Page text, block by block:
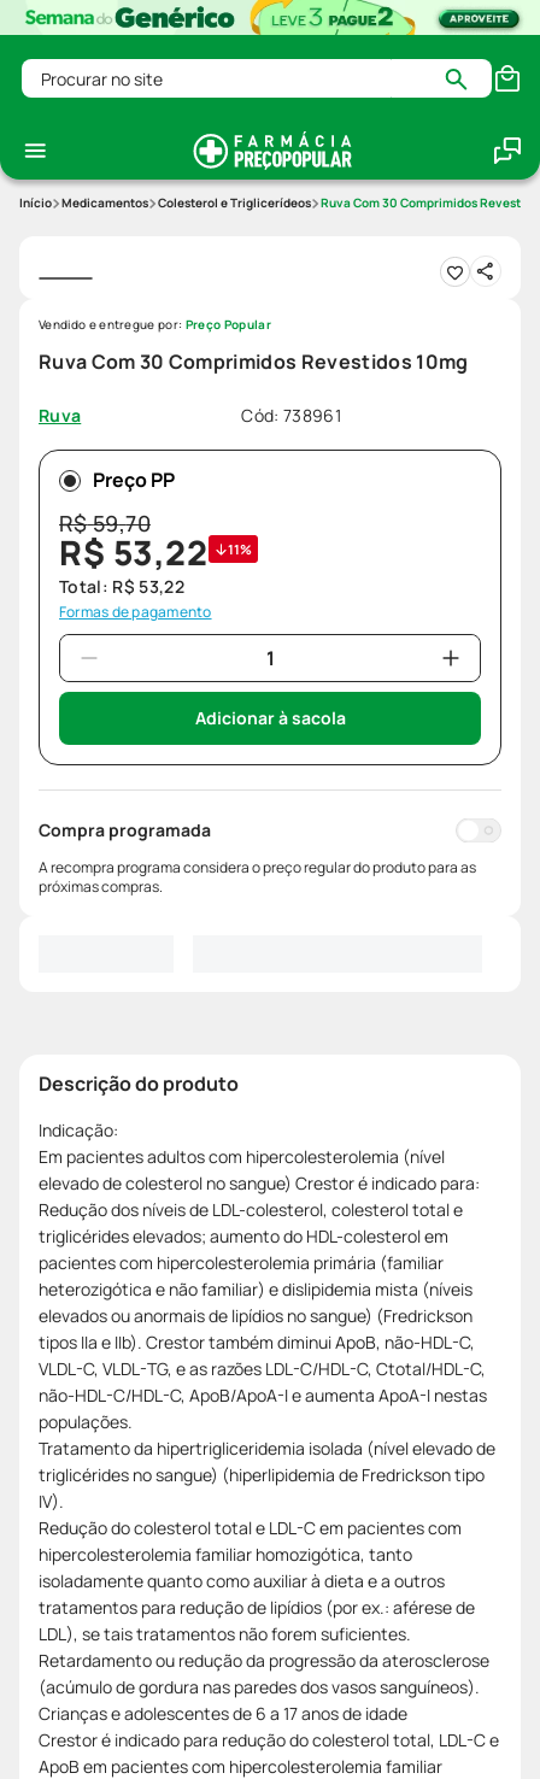
Procurar no site
Medicamentos Colesterol e Triglicerídeos Ruva Com 30 Comprimidos
Ruva Com 30 Comprimidos Revestidos 10mg
Ruva Cód: 738961
Vendido e entregue por: Preço Popular
Preço PP
R$59,70
R$ 53,22 11%
Total: R$ 53,22
Formas de pagamento
Adicionar à sacola
Compra programada
A recompra programa considera o preço regular do produto para as
próximas compras.
Descrição do produto
Indicação:
Em pacientes adultos com hipercolesterolemia (nível
elevado de colesterol no sangue) Crestor é indicado para:
Redução dos níveis de LDL-colesterol, colesterol total e
triglicérides elevados; aumento do HDL-colesterol em
pacientes com hipercolesterolemia primária (familiar
heterozigótica e não familiar) e dislipidemia mista (níveis
elevados ou anormais de lipídios no sangue) (Fredrickson
tipos IIa e IIb). Crestor também diminui ApoB, não-HDL-C,
VLDL-C, VLDL-TG, e as razões LDL-C/HDL-C, Ctotal/HDL-C,
não-HDL-C/HDL-C, ApoB/ApoA-I e aumenta ApoA-I nestas
populações.
Tratamento da hipertrigliceridemia isolada (nível elevado de
triglicérides no sangue) (hiperlipidemia de Fredrickson tipo
IV).
Redução do colesterol total e LDL-C em pacientes com
hipercolesterolemia familiar homozigótica, tanto
isoladamente quanto como auxiliar à dieta e a outros
tratamentos para redução de lipídios (por ex.: aférese de
LDL), se tais tratamentos não forem suficientes.
Retardamento ou redução da progressão da aterosclerose
(acúmulo de gordura nas paredes dos vasos sanguíneos).
Crianças e adolescentes de 6 a 17 anos de idade
Crestor é indicado para redução do colesterol total, LDL-C e
ApoB em pacientes com hipercolesterolemia familiar